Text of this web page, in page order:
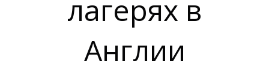
лагерях в
Англии